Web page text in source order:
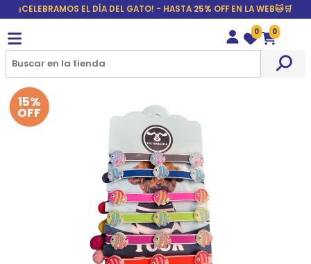
¡CELEBRAMOS EL DÍA DEL GATO! - HASTA 25% OFF EN LA WEB🐱🛒
Wishlist
0
Carrito
0
15%
OFF